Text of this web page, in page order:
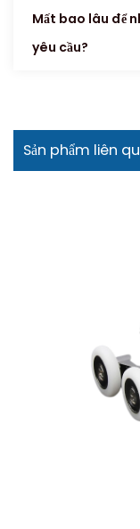
Mất bao lâu để
yêu cầu?
Sản phẩm liên